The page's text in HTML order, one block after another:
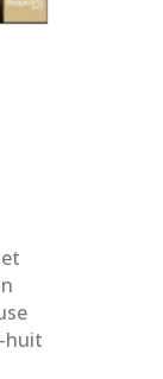
huit